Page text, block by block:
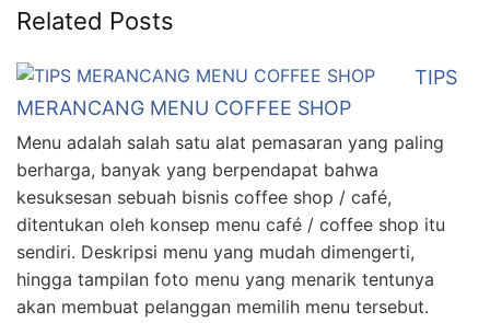
Related Posts
TIPS
MERANCANG MENU COFFEE SHOP
Menu adalah salah satu alat pemasaran yang paling
berharga, banyak yang berpendapat bahwa
kesuksesan sebuah bisnis coffee shop / café,
ditentukan oleh konsep menu café / coffee shop itu
sendiri. Deskripsi menu yang mudah dimengerti,
hingga tampilan foto menu yang menarik tentunya
akan membuat pelanggan memilih menu tersebut.